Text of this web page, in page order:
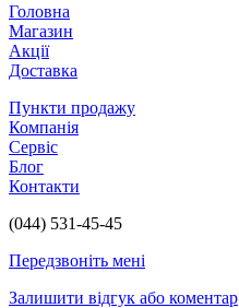
Головна
Магазин
Акції
Доставка
Пункти продажу
Компанія
Сервіс
Блог
Контакти
(044) 531-45-45
Передзвоніть мені
Залишити відгук або коментар